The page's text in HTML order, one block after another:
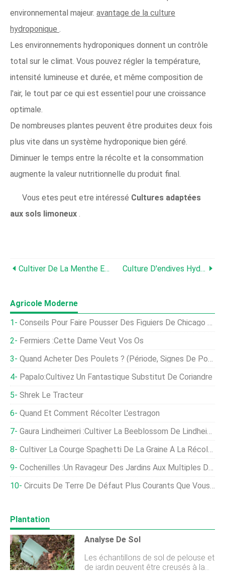
environnemental majeur. avantage de la culture
hydroponique .
Les environnements hydroponiques donnent un contrôle
total sur le climat. Vous pouvez régler la température,
intensité lumineuse et durée, et même composition de
l'air, le tout par ce qui est essentiel pour une croissance
optimale.
De nombreuses plantes peuvent être produites deux fois
plus vite dans un système hydroponique bien géré.
Diminuer le temps entre la récolte et la consommation
augmente la valeur nutritionnelle du produit final.
Vous etes peut etre intéressé Cultures adaptées
aux sols limoneux .
Cultiver De La Menthe En Aquaponie (Pudina) - Un Guide Complet Culture D'endives Hydroponiques - Un Guide Complet
Agricole Moderne
Conseils Pour Faire Pousser Des Figuiers De Chicago Robustes (Bensonhurst Purple)
Fermiers :cette Dame Veut Vos Os
Quand Acheter Des Poulets ? (Période, Signes De Poulets En Bonne Santé, Conseils D'élevage)
Papalo:Cultivez Un Fantastique Substitut De Coriandre
Shrek Le Tracteur
Quand Et Comment Récolter L'estragon
Gaura Lindheimeri :Cultiver La Beeblossom De Lindheimer
Cultiver La Courge Spaghetti De La Graine À La Récolte
Cochenilles :un Ravageur Des Jardins Aux Multiples Déguisements
Circuits De Terre De Défaut Plus Courants Que Vous Ne Le Pensez Sur Les Machines Agricoles
Plantation
Analyse De Sol
Les échantillons de sol de pelouse et
de jardin peuvent être creusés à la